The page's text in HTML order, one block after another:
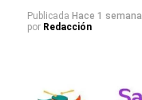
Publicada Hace 1 semana
por Redacción